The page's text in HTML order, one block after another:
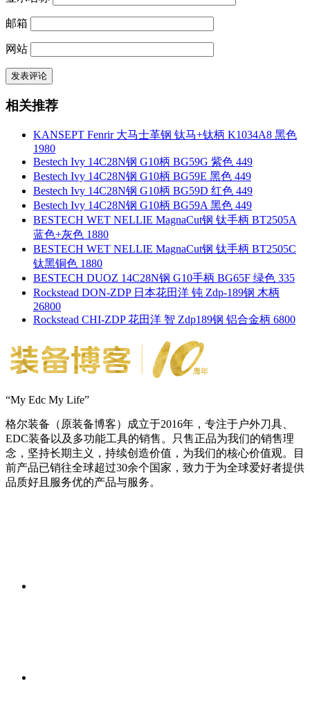
邮箱
网站
相关推荐
KANSEPT Fenrir 大马士革钢 钛马+钛柄 K1034A8 黑色
1980
Bestech Ivy 14C28N钢 G10柄 BG59G 紫色 449
Bestech Ivy 14C28N钢 G10柄 BG59E 黑色 449
Bestech Ivy 14C28N钢 G10柄 BG59D 红色 449
Bestech Ivy 14C28N钢 G10柄 BG59A 黑色 449
BESTECH WET NELLIE MagnaCut钢 钛手柄 BT2505A
蓝色+灰色 1880
BESTECH WET NELLIE MagnaCut钢 钛手柄 BT2505C
钛黑铜色 1880
BESTECH DUOZ 14C28N钢 G10手柄 BG65F 绿色 335
Rockstead DON-ZDP 日本花田洋 钝 Zdp-189钢 木柄
26800
Rockstead CHI-ZDP 花田洋 智 Zdp189钢 铝合金柄 6800
“My Edc My Life”
格尔装备（原装备博客）成立于2016年，专注于户外刀具、
EDC装备以及多功能工具的销售。只售正品为我们的销售理
念，坚持长期主义，持续创造价值，为我们的核心价值观。目
前产品已销往全球超过30余个国家，致力于为全球爱好者提供
品质好且服务优的产品与服务。